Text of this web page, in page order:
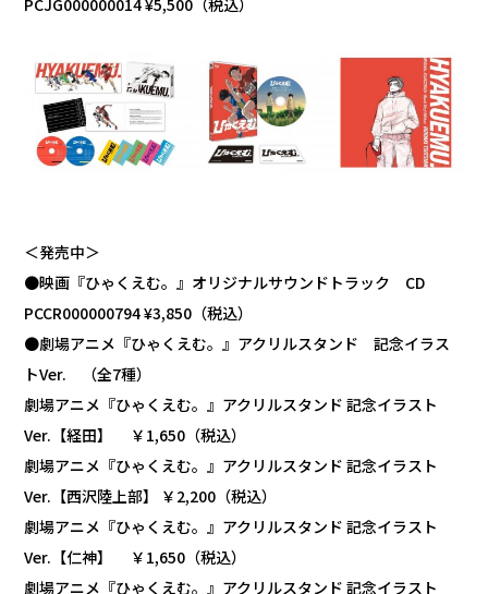
＜発売中＞
●映画『ひゃくえむ。』オリジナルサウンドトラック CD
PCCR000000794 ¥3,850（税込）
●劇場アニメ『ひゃくえむ。』アクリルスタンド 記念イラス
トVer. （全7種）
劇場アニメ『ひゃくえむ。』アクリルスタンド 記念イラスト
Ver.【経田】 ￥1,650（税込）
劇場アニメ『ひゃくえむ。』アクリルスタンド 記念イラスト
Ver.【西沢陸上部】 ￥2,200（税込）
劇場アニメ『ひゃくえむ。』アクリルスタンド 記念イラスト
Ver.【仁神】 ￥1,650（税込）
劇場アニメ『ひゃくえむ。』アクリルスタンド 記念イラスト